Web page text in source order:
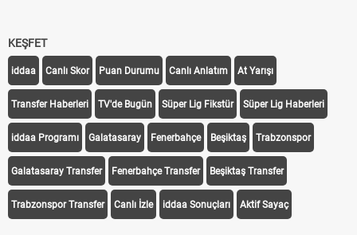
KEŞFET
iddaa Canlı Skor Puan Durumu Canlı Anlatım At Yarışı
Transfer Haberleri TV'de Bugün Süper Lig Fikstür Süper Lig Haberleri
iddaa Programı Galatasaray Fenerbahçe Beşiktaş Trabzonspor
Galatasaray Transfer Fenerbahçe Transfer Beşiktaş Transfer
Trabzonspor Transfer Canlı İzle iddaa Sonuçları Aktif Sayaç